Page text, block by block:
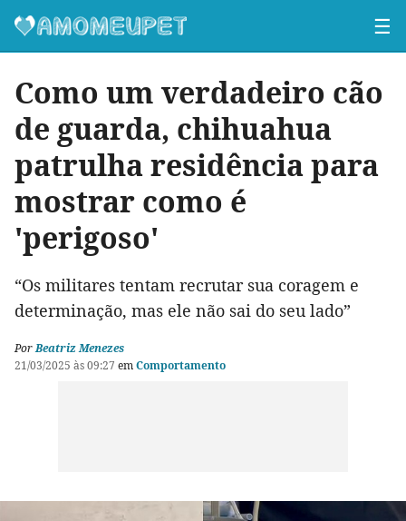
☰
Como um verdadeiro cão
de guarda, chihuahua
patrulha residência para
mostrar como é
'perigoso'
“Os militares tentam recrutar sua coragem e
determinação, mas ele não sai do seu lado”
PorBeatriz Menezes
21/03/2025 às 09:27 emComportamento